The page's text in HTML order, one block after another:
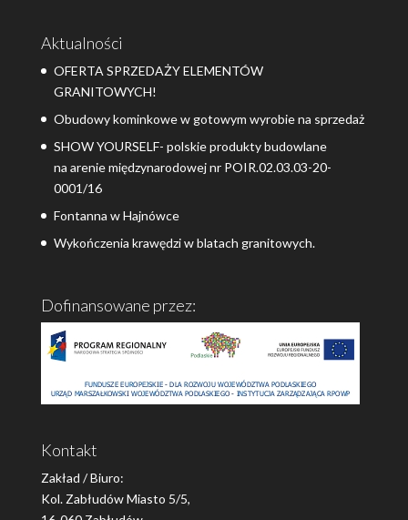
Aktualności
OFERTA SPRZEDAŻY ELEMENTÓW
GRANITOWYCH!
Obudowy kominkowe w gotowym wyrobie na sprzedaż
SHOW YOURSELF- polskie produkty budowlane
na arenie międzynarodowej nr POIR.02.03.03-20-
0001/16
Fontanna w Hajnówce
Wykończenia krawędzi w blatach granitowych.
Dofinansowane przez:
Kontakt
Zakład / Biuro:
Kol. Zabłudów Miasto 5/5,